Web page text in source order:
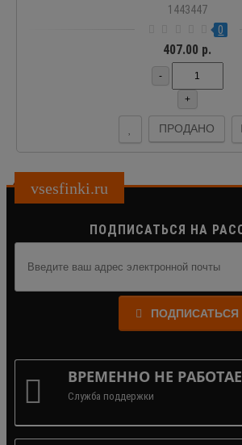
1443447
0
407.00 р.
-
+
ПРОДАНО
vsesfinki.ru
ПОДПИСАТЬСЯ НА
ПОДПИСАТЬСЯ
ВРЕМЕННО НЕ
Служба поддержки